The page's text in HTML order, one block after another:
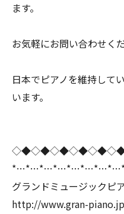
ます。
お気軽にお問い合わせく
日本でピアノを維持して
います。
グランドミュージックピ
http://www.gran-